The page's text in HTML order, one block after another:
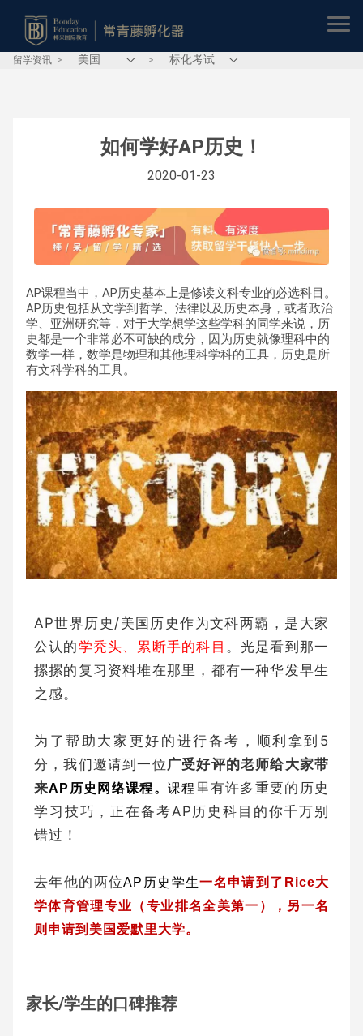
留学资讯 > >
如何学好AP历史！
2020-01-23
AP课程当中，AP历史基本上是修读文科专业的必选科目。
AP历史包括从文学到哲学、法律以及历史本身，或者政治
学、亚洲研究等，对于大学想学这些学科的同学来说，历
史都是一个非常必不可缺的成分，因为历史就像理科中的
数学一样，数学是物理和其他理科学科的工具，历史是所
有文科学科的工具。
AP世界历史/美国历史作为文科两霸，是大家
公认的学秃头、累断手的科目 。 光是看到那一
摞摞的复习资料堆在那里，都有一种华发早生
之感。
为了帮助大家更好的进行备考，顺利拿到5
分，我们邀请到一位 广受好评的老师给大家带
来AP历史网络课程。 课程 里有许多重要的历史
学习技巧，正在备考AP历史科目的你千万别
错过！
去年他的两位AP历史学生一名申请到了Rice大
学体育管理专业（专业排名全美第一），另一名
则申请到美国爱默里大学。
家长/学生的口碑推荐